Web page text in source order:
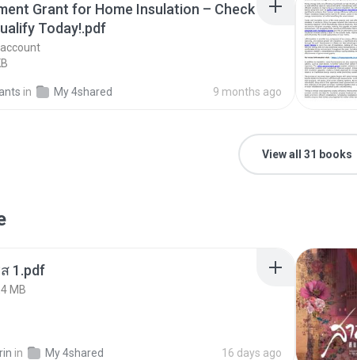
Grant for Home Insulation – Check
Today!.pdf
in My 4shared 9 months ago
View all 31 books
1.pdf
MB
in My 4shared 16 days ago